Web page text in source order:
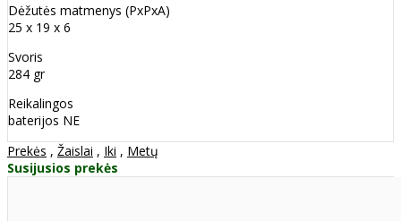
Dėžutės matmenys (PxPxA)
25 x 19 x 6
Svoris
284 gr
Reikalingos
baterijos NE
Prekės , Žaislai , Iki , Metų
Susijusios prekės